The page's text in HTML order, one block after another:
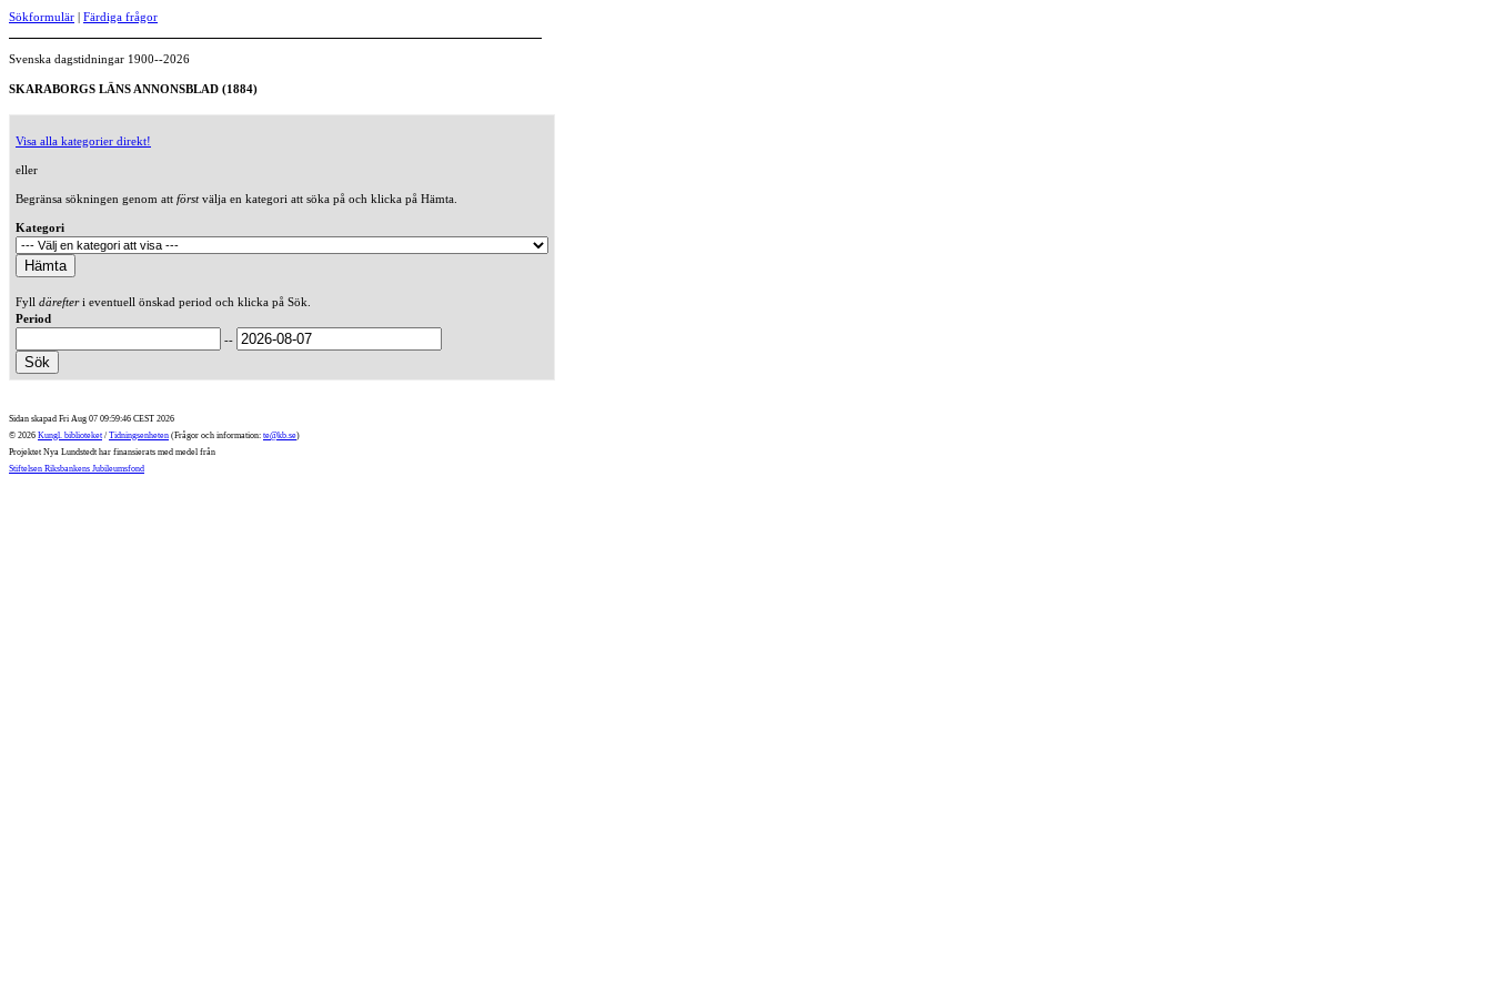
Sökformulär | Färdiga frågor
Svenska dagstidningar 1900--2026
SKARABORGS LÄNS ANNONSBLAD (1884)
Visa alla kategorier direkt!
eller
Begränsa sökningen genom att förstvälja en kategori att söka på och klicka på Hämta.
Kategori
Fyll därefteri eventuell önskad period och klicka på Sök.
Period
--
Sidan skapad Fri Aug 07 09:59:46 CEST 2026
© 2026 Kungl. biblioteket / Tidningsenheten (Frågor och information: te@kb.se)
Projektet Nya Lundstedt har finansierats med medel från
Stiftelsen Riksbankens Jubileumsfond